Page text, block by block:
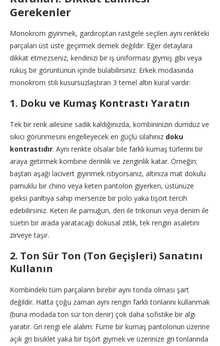
Gerekenler
Monokrom giyinmek, gardıroptan rastgele seçilen aynı renkteki
parçaları üst üste geçirmek demek değildir. Eğer detaylara
dikkat etmezseniz, kendinizi bir iş üniforması giymiş gibi veya
rüküş bir görüntünün içinde bulabilirsiniz. Erkek modasında
monokrom stili kusursuzlaştıran 3 temel altın kural vardır:
1. Doku ve Kumaş Kontrastı Yaratın
Tek bir renk ailesine sadık kaldığınızda, kombininizin dümdüz ve
sıkıcı görünmesini engelleyecek en güçlü silahınız doku
kontrastıdır. Aynı renkte olsalar bile farklı kumaş türlerini bir
araya getirmek kombine derinlik ve zenginlik katar. Örneğin;
baştan aşağı lacivert giyinmek istiyorsanız, altınıza mat dokulu
pamuklu bir chino veya keten pantolon giyerken, üstünüze
ipeksi parıltıya sahip merserize bir polo yaka tişört tercih
edebilirsiniz. Keten ile pamuğun, deri ile trikonun veya denim ile
süetin bir arada yaratacağı dokusal zıtlık, tek rengin asaletini
zirveye taşır.
2. Ton Sür Ton (Ton Geçişleri) Sanatını
Kullanın
Kombindeki tüm parçaların birebir aynı tonda olması şart
değildir. Hatta çoğu zaman aynı rengin farklı tonlarını kullanmak
(buna modada ton sür ton denir) çok daha sofistike bir algı
yaratır. Gri rengi ele alalım: Füme bir kumaş pantolonun üzerine
açık gri bisiklet yaka bir tişört giymek ve üzerinize gri tonlarında